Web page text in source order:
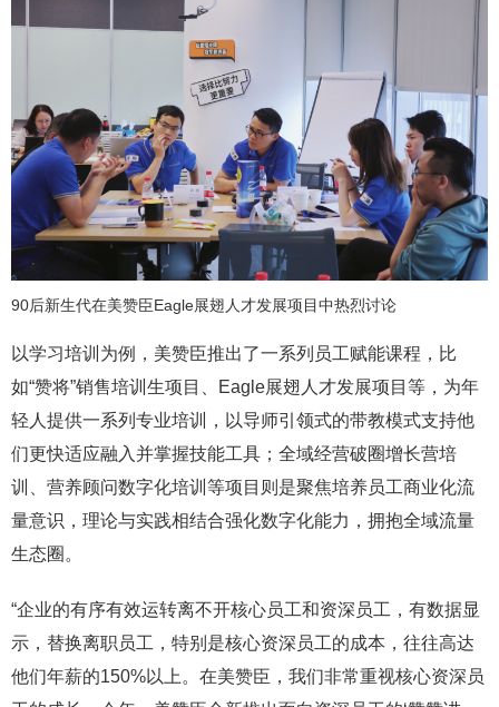
90后新生代在美赞臣Eagle展翅人才发展项目中热烈讨论
以学习培训为例，美赞臣推出了一系列员工赋能课程，比
如“赞将”销售培训生项目、Eagle展翅人才发展项目等，为年
轻人提供一系列专业培训，以导师引领式的带教模式支持他
们更快适应融入并掌握技能工具；全域经营破圈增长营培
训、营养顾问数字化培训等项目则是聚焦培养员工商业化流
量意识，理论与实践相结合强化数字化能力，拥抱全域流量
生态圈。
“企业的有序有效运转离不开核心员工和资深员工，有数据显
示，替换离职员工，特别是核心资深员工的成本，往往高达
他们年薪的150%以上。在美赞臣，我们非常重视核心资深员